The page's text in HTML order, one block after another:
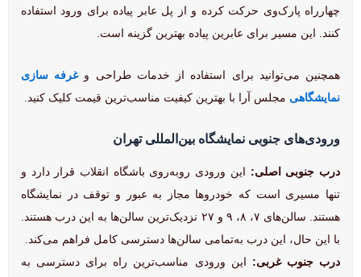
چهارراه پارک‌وی حرکت کرده و از پل عابر پیاده برای ورود استفاده
کنند. این مسیر برای عابرین پیاده بهترین گزینه است.
همچنین می‌توانید برای استفاده از خدمات طراحی وغرفه سازی
نمایشگاهی مجلس آرا با بهترین کیفیت مناسب‌ترین قیمت کلیک کنید.
ورودی‌های جنوبی نمایشگاه بین‌المللی تهران
درب جنوبی اصلی: این ورودی روبه‌روی باشگاه انقلاب قرار دارد و
تنها مسیری است که خودروها مجاز به عبور و توقف در نمایشگاه
هستند. سالن‌های ۷، ۸، ۹ و ۲۷ نزدیک‌ترین سالن‌ها به این درب هستند.
با این حال، این درب به‌تمامی سالن‌ها دسترسی کامل فراهم می‌کند.
درب جنوب غربی: این ورودی مناسب‌ترین راه برای دسترسی به